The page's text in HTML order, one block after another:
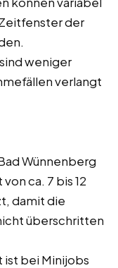
der
weniger
verlangt
Wünnenberg
ca. 7 bis 12
damit die
überschritten
bei Minijobs